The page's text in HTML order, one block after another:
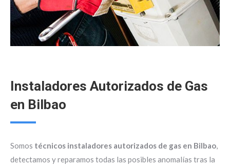
Instaladores Autorizados de Gas
en Bilbao
Somos técnicos instaladores autorizados de gas en Bilbao,
detectamos y reparamos todas las posibles anomalías tras la